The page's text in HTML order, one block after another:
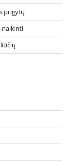
prigytų
naikinti